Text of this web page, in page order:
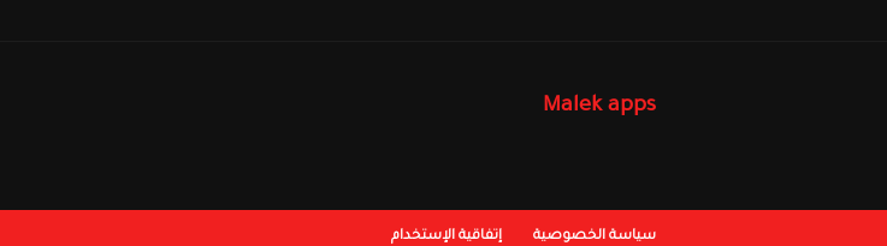
Malek apps
سياسة الخصوصية إتفاقية الإستخدام